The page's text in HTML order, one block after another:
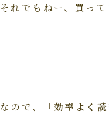
それでもねー、買っ
なので、
「効率よく